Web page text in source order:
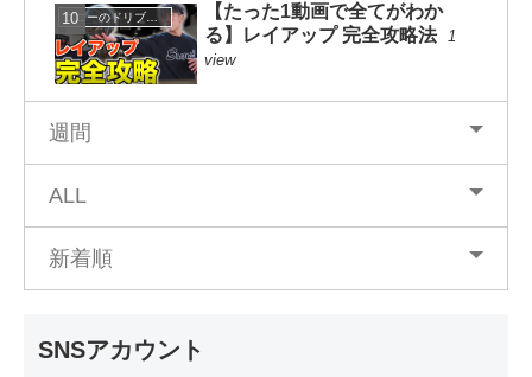
コニーのドリブルスクール
【たった1動画で全てがわか
る】レイアップ 完全攻略法 1
view
週間
ALL
新着順
SNSアカウント